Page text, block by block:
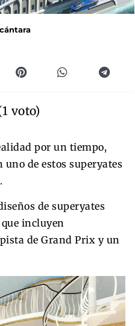
voto)
por un tiempo,
de estos superyates
de superyates
incluyen
de Grand Prix y un